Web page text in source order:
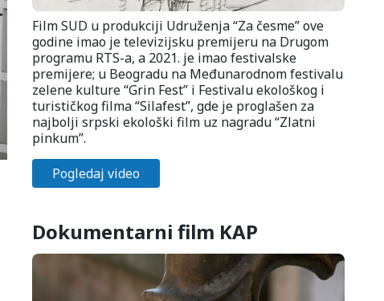
Film SUD u produkciji Udruženja “Za česme” ove
godine imao je televizijsku premijeru na Drugom
programu RTS-a, a 2021. je imao festivalske
premijere; u Beogradu na Međunarodnom festivalu
zelene kulture “Grin Fest” i Festivalu ekološkog i
turističkog filma “Silafest”, gde je proglašen za
najbolji srpski ekološki film uz nagradu “Zlatni
pinkum”.
Pogledaj video
Dokumentarni film KAP